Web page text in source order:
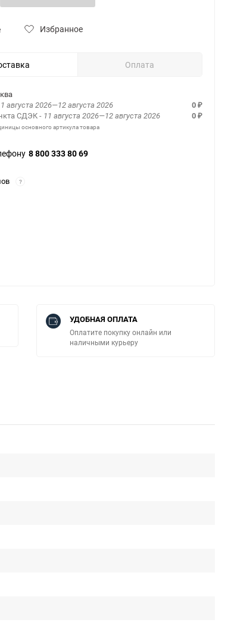
Избранное
Оплата
августа 2026—12 августа 2026 0 ₽
СДЭК- 11 августа 2026—12 августа 2026 0 ₽
основного артикула товара
8 800 333 80 69
?
УДОБНАЯ ОПЛАТА
Оплатите покупку онлайн или
наличными курьеру